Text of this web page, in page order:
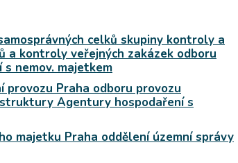
celků skupiny kontroly a
a kontroly veřejných zakázek odboru
nemov. majetkem
Praha odboru provozu
Agentury hospodaření s
majetku Praha oddělení územní správy